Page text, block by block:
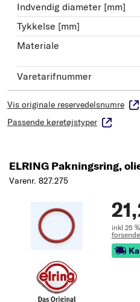
Indvendig diameter [mm]
Tykkelse [mm]
Materiale
Varetarifnummer
Vis originale reservedelsnumre
Passende køretøjstyper
ELRING Pakningsring,
Varenr. 827.275
inkl 25